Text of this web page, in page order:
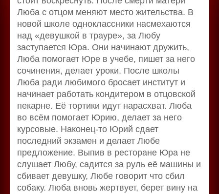
Люба с отцом меняют место жительства. В
новой школе одноклассники насмехаются
над «девушкой в трауре», за Любу
заступается Юра. Они начинают дружить,
Люба помогает Юре в учебе, пишет за него
сочинения, делает уроки. После школы
Люба ради любимого бросает институт и
начинает работать кондитером в отцовской
пекарне. Её тортики идут нарасхват. Люба
во всём помогает Юрию, делает за него
курсовые. Наконец-то Юрий сдает
последний экзамен и делает Любе
предложение. Выпив в ресторане Юра не
слушает Любу, садится за руль её машины и
сбивает девушку, Любе говорит что сбил
собаку. Люба вновь жертвует, берет вину на